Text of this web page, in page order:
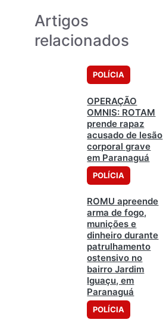
Artigos
relacionados
POLÍCIA
OPERAÇÃO
OMNIS: ROTAM
prende rapaz
acusado de lesão
corporal grave
em Paranaguá
POLÍCIA
ROMU apreende
arma de fogo,
munições e
dinheiro durante
patrulhamento
ostensivo no
bairro Jardim
Iguaçu, em
Paranaguá
POLÍCIA